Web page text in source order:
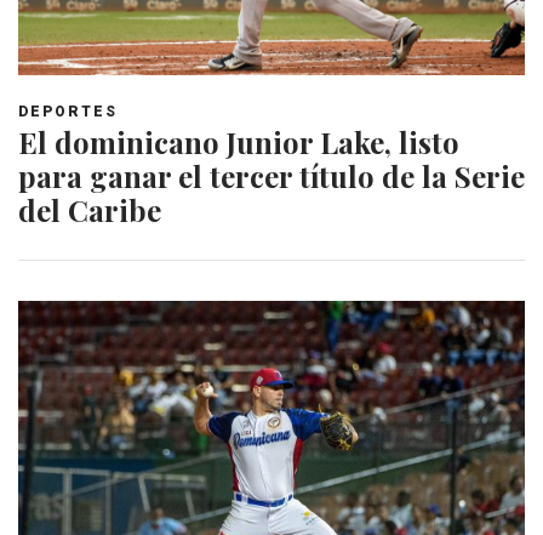
DEPORTES
El dominicano Junior Lake, listo
para ganar el tercer título de la Serie
del Caribe